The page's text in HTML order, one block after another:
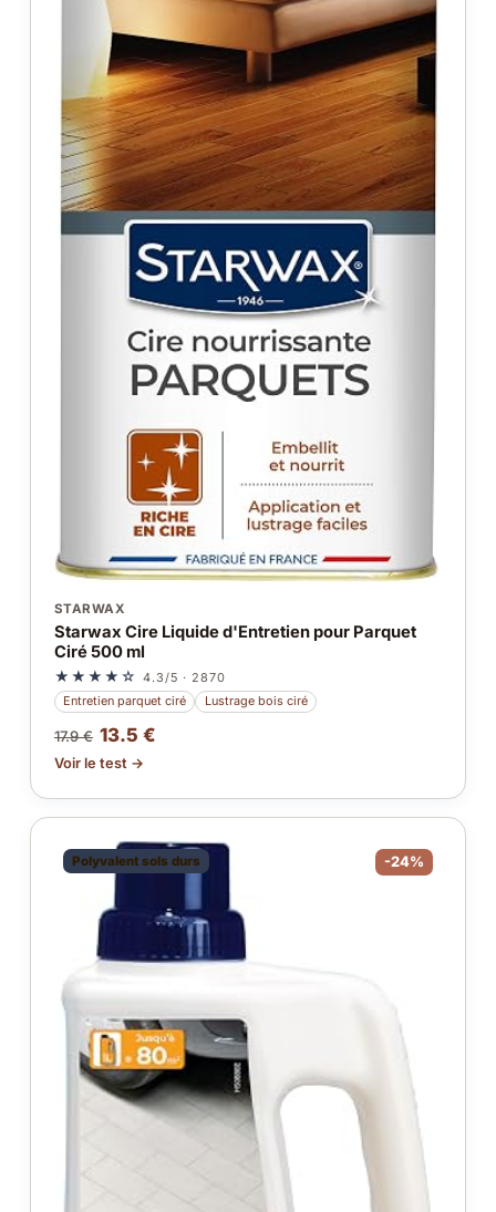
STARWAX
Starwax Cire Liquide d'Entretien pour Parquet
Ciré 500 ml
★★★★☆ 4.3/5 · 2870
Entretien parquet ciré
Lustrage bois ciré
17.9 € 13.5 €
Voir le test →
Polyvalent sols durs -24%